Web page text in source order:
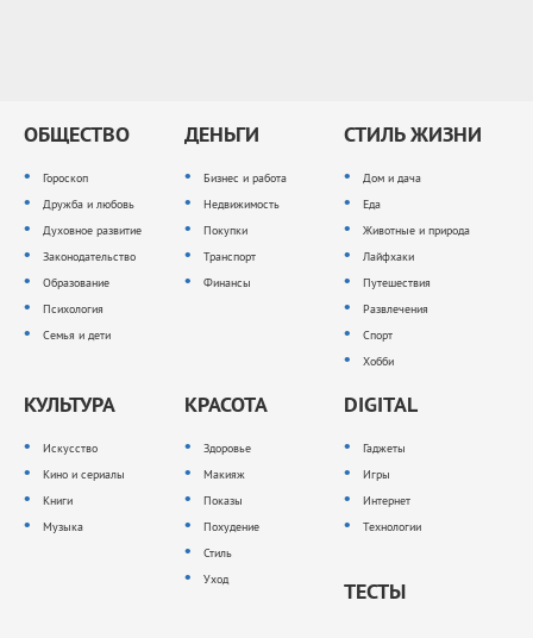
ОБЩЕСТВО
Гороскоп
Дружба и любовь
Духовное развитие
Законодательство
Образование
Психология
Семья и дети
ДЕНЬГИ
Бизнес и работа
Недвижимость
Покупки
Транспорт
Финансы
СТИЛЬ ЖИЗНИ
Дом и дача
Еда
Животные и природа
Лайфхаки
Путешествия
Развлечения
Спорт
Хобби
КУЛЬТУРА
Искусство
Кино и сериалы
Книги
Музыка
КРАСОТА
Здоровье
Макияж
Показы
Похудение
Стиль
Уход
DIGITAL
Гаджеты
Игры
Интернет
Технологии
ТЕСТЫ